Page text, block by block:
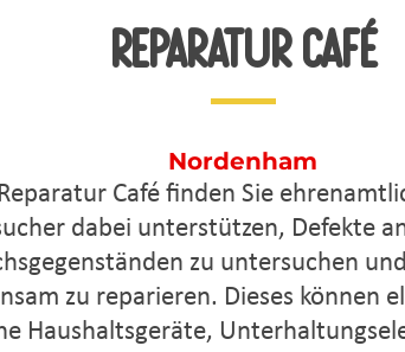
Reparaturcafé
Nordenham
Café finden Sie
dabei unterstützen, Defekte
zu untersuchen
zu reparieren. Dieses können
Haushaltsgeräte,